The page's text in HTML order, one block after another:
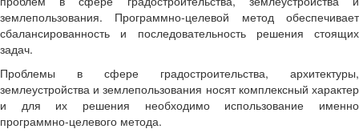
землепользования. Программно-целевой метод обеспечивает
сбалансированность и последовательность решения стоящих
задач.
Проблемы в сфере градостроительства, архитектуры,
землеустройства и землепользования носят комплексный характер
и для их решения необходимо использование именно
программно-целевого метода.